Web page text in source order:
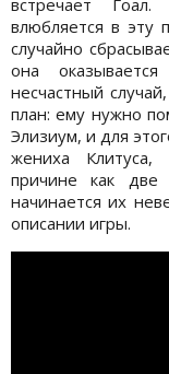
влюбляется в эту
случайно
она
несчастный
план: ему нужно
Элизиум, и для
жениха Клитуса,
причине как
начинается их
описании игры.